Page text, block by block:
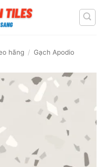
hãng / Gạch Apodio